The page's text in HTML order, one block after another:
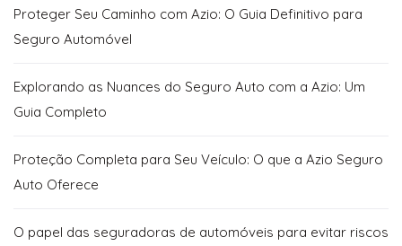
Proteger Seu Caminho com Azio: O Guia Definitivo para
Seguro Automóvel
Explorando as Nuances do Seguro Auto com a Azio: Um
Guia Completo
Proteção Completa para Seu Veículo: O que a Azio Seguro
Auto Oferece
O papel das seguradoras de automóveis para evitar riscos